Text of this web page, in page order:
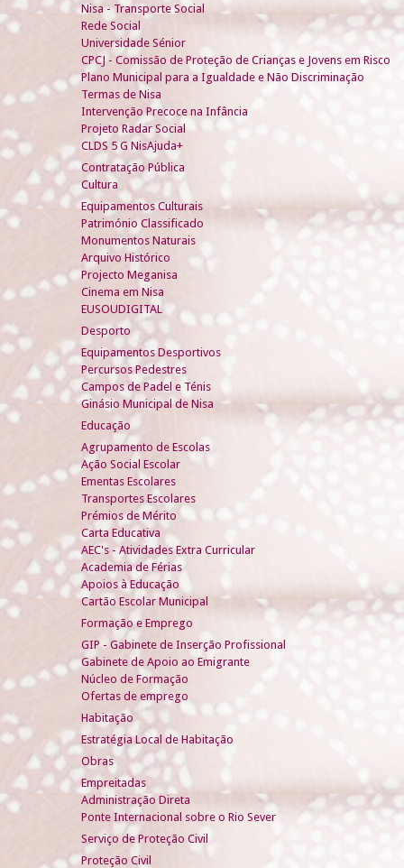
Nisa - Transporte Social
Rede Social
Universidade Sénior
CPCJ - Comissão de Proteção de Crianças e Jovens em Risco
Plano Municipal para a Igualdade e Não Discriminação
Termas de Nisa
Intervenção Precoce na Infância
Projeto Radar Social
CLDS 5 G NisAjuda+
Contratação Pública
Cultura
Equipamentos Culturais
Património Classificado
Monumentos Naturais
Arquivo Histórico
Projecto Meganisa
Cinema em Nisa
EUSOUDIGITAL
Desporto
Equipamentos Desportivos
Percursos Pedestres
Campos de Padel e Ténis
Ginásio Municipal de Nisa
Educação
Agrupamento de Escolas
Ação Social Escolar
Ementas Escolares
Transportes Escolares
Prémios de Mérito
Carta Educativa
AEC's - Atividades Extra Curricular
Academia de Férias
Apoios à Educação
Cartão Escolar Municipal
Formação e Emprego
GIP - Gabinete de Inserção Profissional
Gabinete de Apoio ao Emigrante
Núcleo de Formação
Ofertas de emprego
Habitação
Estratégia Local de Habitação
Obras
Empreitadas
Administração Direta
Ponte Internacional sobre o Rio Sever
Serviço de Proteção Civil
Proteção Civil